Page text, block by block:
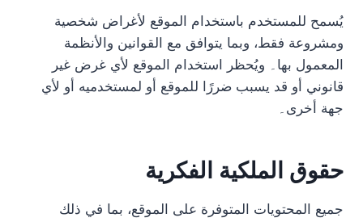
يُسمح للمستخدم باستخدام الموقع لأغراض شخصية
ومشروعة فقط، وبما يتوافق مع القوانين والأنظمة
المعمول بها۔ ويُحظر استخدام الموقع لأي غرض غير
قانوني أو قد يسبب ضررًا للموقع أو لمستخدميه أو لأي
جهة أخرى۔
حقوق الملكية الفكرية
جميع المحتويات المتوفرة على الموقع، بما في ذلك